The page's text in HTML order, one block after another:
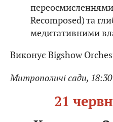
Recomposed) та
медитативними
Виконує Bigshow
Митрополичі сади, 18:30
21